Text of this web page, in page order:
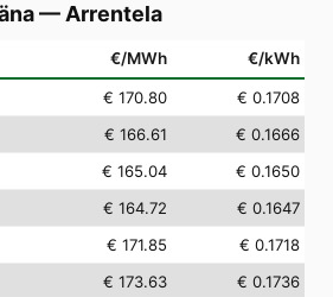
— Arrentela
€/MWh €/kWh
€ 170.80
€ 0.1708
€ 166.61
€ 0.1666
€ 165.04
€ 0.1650
€ 164.72
€ 0.1647
€ 171.85
€ 0.1718
€ 173.63
€ 0.1736